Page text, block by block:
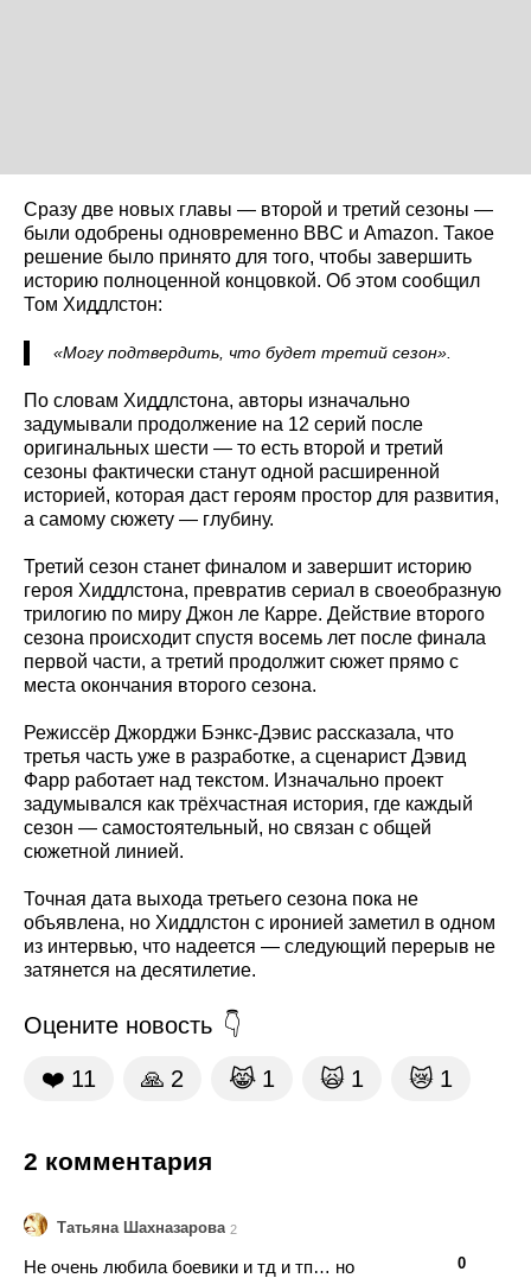
Сразу две новых главы — второй и третий сезоны —
были одобрены одновременно BBC и Amazon. Такое
решение было принято для того, чтобы завершить
историю полноценной концовкой. Об этом сообщил
Том Хиддлстон:
«Могу подтвердить, что будет третий сезон».
По словам Хиддлстона, авторы изначально
задумывали продолжение на 12 серий после
оригинальных шести — то есть второй и третий
сезоны фактически станут одной расширенной
историей, которая даст героям простор для развития,
а самому сюжету — глубину.
Третий сезон станет финалом и завершит историю
героя Хиддлстона, превратив сериал в своеобразную
трилогию по миру Джон ле Карре. Действие второго
сезона происходит спустя восемь лет после финала
первой части, а третий продолжит сюжет прямо с
места окончания второго сезона.
Режиссёр Джорджи Бэнкс-Дэвис рассказала, что
третья часть уже в разработке, а сценарист Дэвид
Фарр работает над текстом. Изначально проект
задумывался как трёхчастная история, где каждый
сезон — самостоятельный, но связан с общей
сюжетной линией.
Точная дата выхода третьего сезона пока не
объявлена, но Хиддлстон с иронией заметил в одном
из интервью, что надеется — следующий перерыв не
затянется на десятилетие.
Оцените новость
❤️ 11 🙏 2 😹 1 🙀 1 😿 1
2 комментария
Татьяна Шахназарова 2
0
Не очень любила боевики и тд и тп… но